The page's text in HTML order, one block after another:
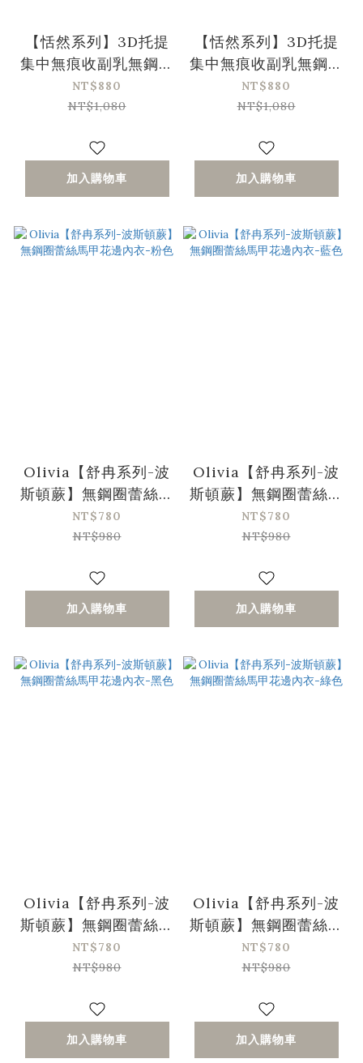
【恬然系列】3D托提
集中無痕收副乳無鋼圈
內衣-膚色
NT$880
NT$1,080
加入購物車
【恬然系列】3D托提
集中無痕收副乳無鋼圈
內衣-黑色
NT$880
NT$1,080
加入購物車
Olivia【舒冉系列-波
斯頓蕨】無鋼圈蕾絲馬
甲花邊內衣-粉色
NT$780
NT$980
加入購物車
Olivia【舒冉系列-波
斯頓蕨】無鋼圈蕾絲馬
甲花邊內衣-藍色
NT$780
NT$980
加入購物車
Olivia【舒冉系列-波
斯頓蕨】無鋼圈蕾絲馬
甲花邊內衣-黑色
NT$780
NT$980
加入購物車
Olivia【舒冉系列-波
斯頓蕨】無鋼圈蕾絲馬
甲花邊內衣-綠色
NT$780
NT$980
加入購物車